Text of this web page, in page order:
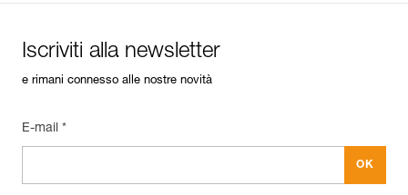
Iscriviti alla newsletter
e rimani connesso alle nostre novità
E-mail *